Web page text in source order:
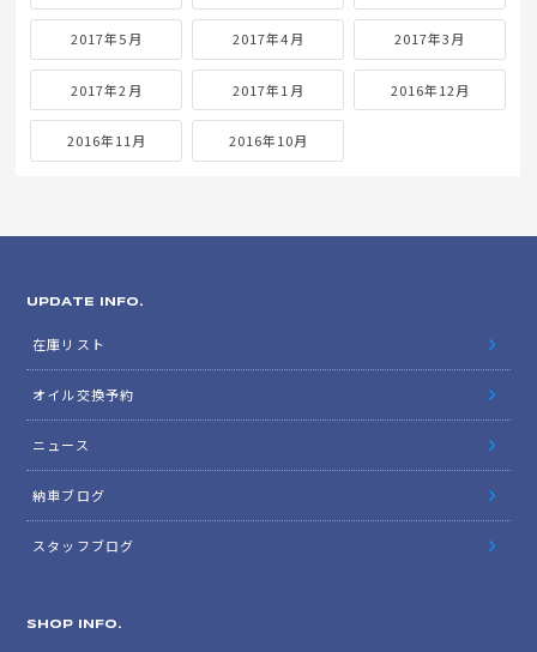
2017年5月 2017年4月 2017年3月
2017年2月 2017年1月 2016年12月
2016年11月 2016年10月
UPDATE INFO.
在庫リスト
オイル交換予約
ニュース
納車ブログ
スタッフブログ
SHOP INFO.